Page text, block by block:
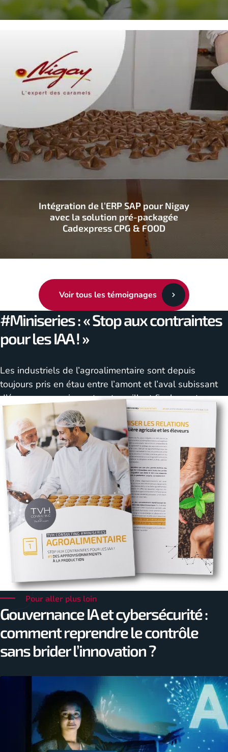
Intégration de l’ERP SAP pour Nigay
avec la solution pré-packagée
Cadexpress CPG & FOOD
Voir tous les témoignages
#Miniseries : « Stop aux contraintes
pour les IAA ! »
Les industriels de l’agroalimentaire sont depuis
toujours pris en étau entre l’amont et l’aval subissant
d’énormes pressions et ne travaillant finalement que «
sous la contrainte ». Retrouvez dans ce tome tous les
conseils de l’approvisionnement à la production…
Téléchargez la #miniseries
Pour aller plus loin
Gouvernance IA et cybersécurité :
comment reprendre le contrôle
sans brider l’innovation ?